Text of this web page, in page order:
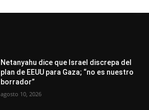
Netanyahu dice que Israel discrepa del
plan de EEUU para Gaza; “no es nuestro
borrador”
agosto 10, 2026